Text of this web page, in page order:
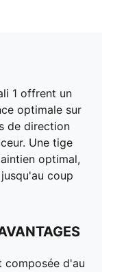
1 offrent un
optimale sur
de direction
Une tige
optimal,
coup
composée d'au